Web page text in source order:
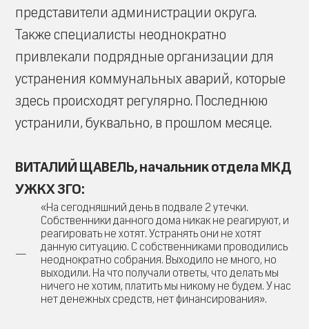
представители администрации округа.
Также специалисты неоднократно
привлекали подрядные организации для
устранения коммунальных аварий, которые
здесь происходят регулярно. Последнюю
устранили, буквально, в прошлом месяце.
ВИТАЛИЙ ЩАВЕЛЬ, начальник отдела МКД
УЖКХ ЗГО:
«На сегодняшний день в подвале 2 утечки.
Собственники данного дома никак не реагируют, и
реагировать не хотят. Устранять они не хотят
данную ситуацию. С собственниками проводились
неоднократно собрания. Выходило не много, но
выходили. На что получали ответы, что делать мы
ничего не хотим, платить мы никому не будем. У нас
нет денежных средств, нет финансирования».